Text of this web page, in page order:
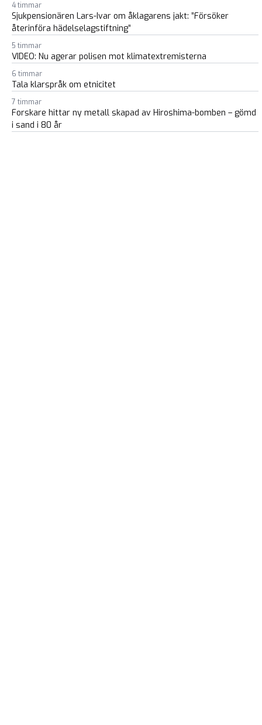
4 timmar
Sjukpensionären Lars-Ivar om åklagarens jakt: ”Försöker
återinföra hädelselagstiftning”
5 timmar
VIDEO: Nu agerar polisen mot klimatextremisterna
6 timmar
Tala klarspråk om etnicitet
7 timmar
Forskare hittar ny metall skapad av Hiroshima-bomben – gömd
i sand i 80 år